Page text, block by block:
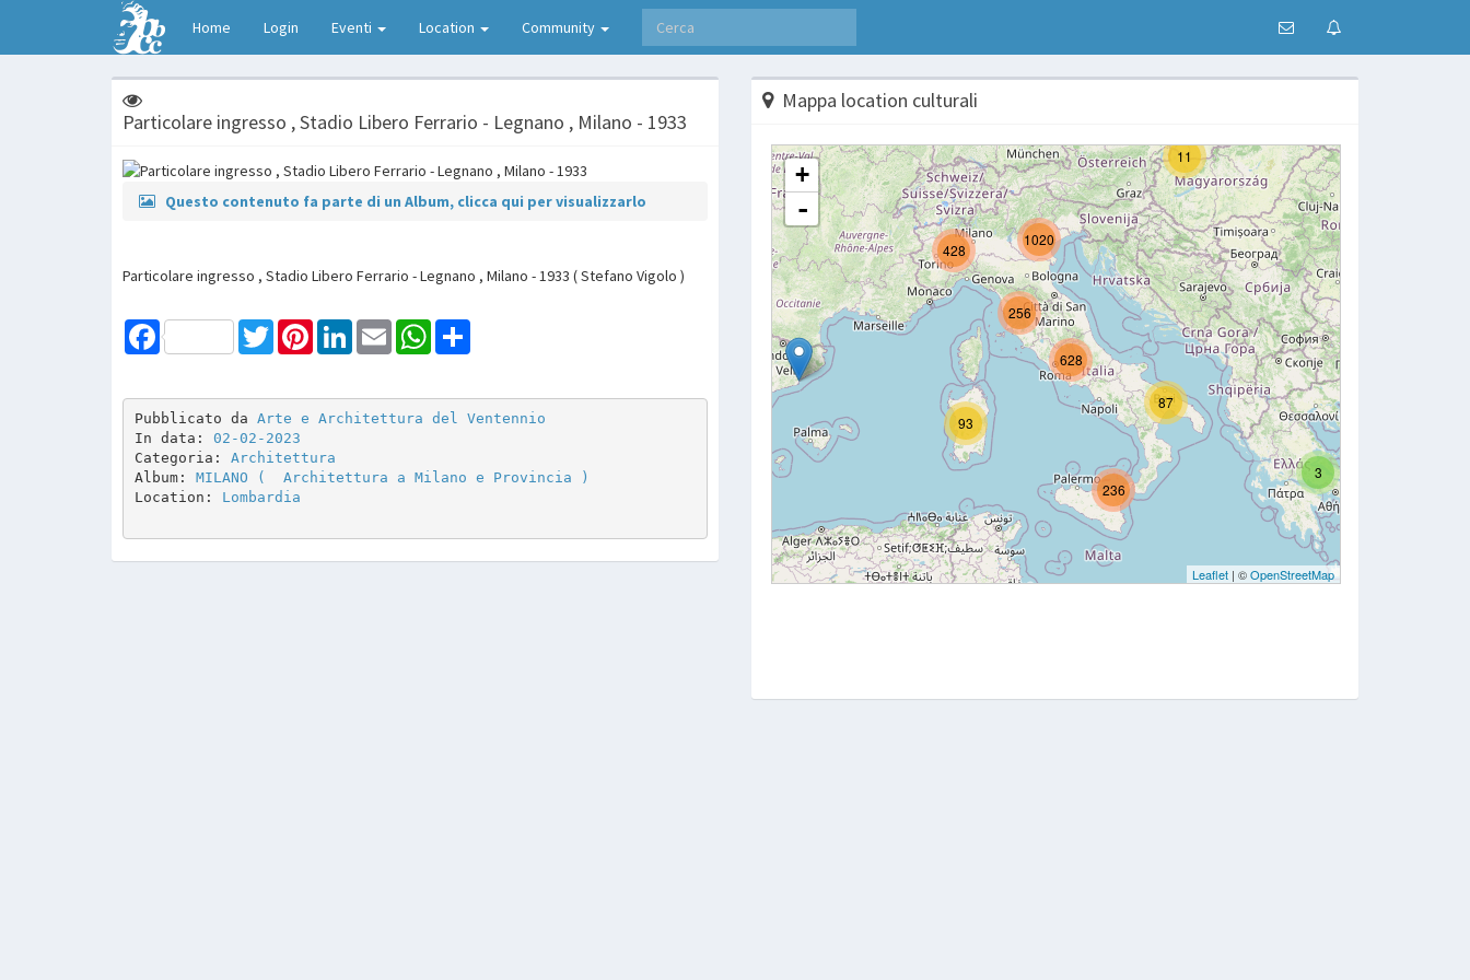
Home Login Eventi Location Community
Particolare ingresso , Stadio Libero Ferrario - Legnano , Milano - 1933
Questo contenuto fa parte di un Album, clicca qui per visualizzarlo
Particolare ingresso , Stadio Libero Ferrario - Legnano , Milano - 1933 ( Stefano Vigolo )
Facebook TwitterPinterestLinkedInEmail WhatsApp
Pubblicato da Arte e Architettura del Ventennio
In data: 02-02-2023
Categoria: Architettura
Album: MILANO (  Architettura a Milano e Provincia )
Location: Lombardia
Mappa location culturali